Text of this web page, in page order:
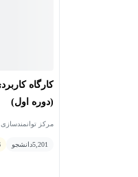
کارگاه
(دوره اول)
مرکز
5,201دانشجو